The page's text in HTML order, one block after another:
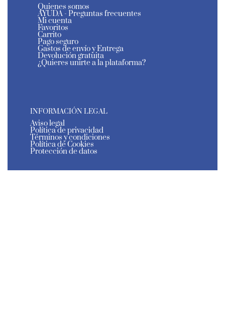
Quienes somos
AYUDA - Preguntas frecuentes
Mi cuenta
Favoritos
Carrito
Pago seguro
Gastos de envío y Entrega
Devolución gratuita
¿Quieres unirte a la plataforma?
INFORMACIÓN LEGAL
Aviso legal
Política de privacidad
Términos y condiciones
Política de Cookies
Protección de datos